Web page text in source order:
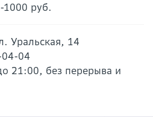
1000 руб.
Уральская, 14
04
21:00, без перерыва и